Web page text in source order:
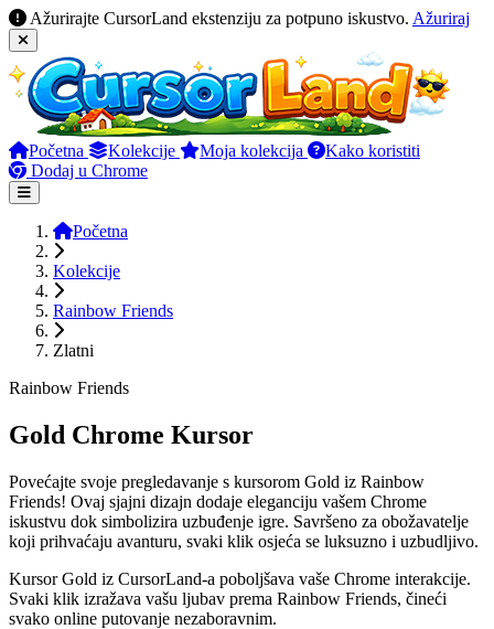
Ažurirajte CursorLand ekstenziju za potpuno iskustvo. Ažuriraj
Početna Kolekcije Moja kolekcija
Kako koristiti
Dodaj u Chrome
Početna
Kolekcije
Rainbow Friends
Zlatni
Rainbow Friends
Gold Chrome Kursor
Povećajte svoje pregledavanje s kursorom Gold iz Rainbow
Friends! Ovaj sjajni dizajn dodaje eleganciju vašem Chrome
iskustvu dok simbolizira uzbuđenje igre. Savršeno za obožavatelje
koji prihvaćaju avanturu, svaki klik osjeća se luksuzno i uzbudljivo.
Kursor Gold iz CursorLand-a poboljšava vaše Chrome interakcije.
Svaki klik izražava vašu ljubav prema Rainbow Friends, čineći
svako online putovanje nezaboravnim.